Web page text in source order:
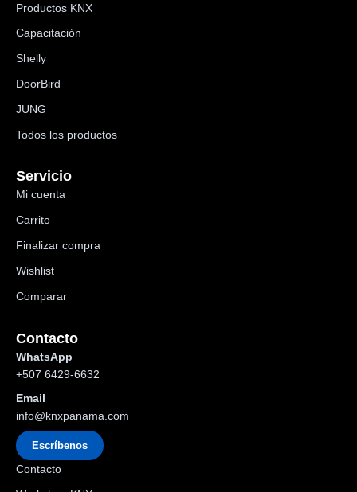
Productos KNX
Capacitación
Shelly
DoorBird
JUNG
Todos los productos
Servicio
Mi cuenta
Carrito
Finalizar compra
Wishlist
Comparar
Contacto
WhatsApp
+507 6429-6632
Email
info@knxpanama.com
Escríbenos
Contacto